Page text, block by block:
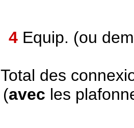
4 Equip. (ou
Total des
(avec les